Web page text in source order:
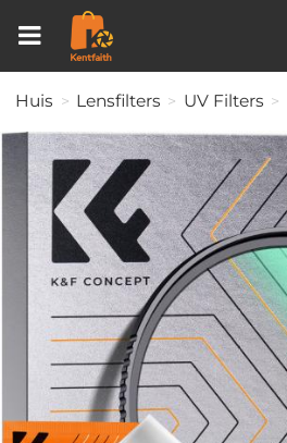
Huis Lensfilters UV Filters